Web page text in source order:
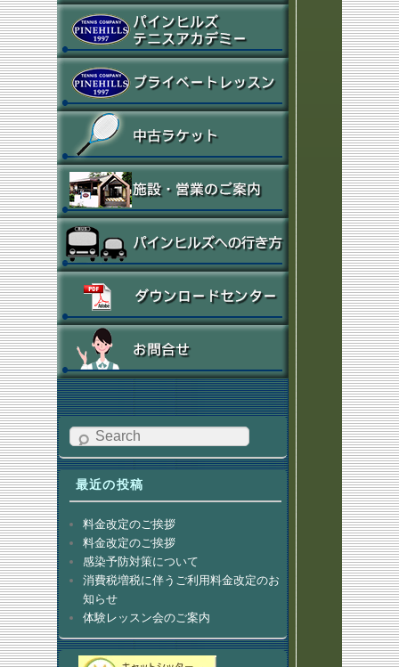
Search
最近の投稿
料金改定のご挨拶
料金改定のご挨拶
感染予防対策について
消費税増税に伴うご利用料金改定のお
知らせ
体験レッスン会のご案内